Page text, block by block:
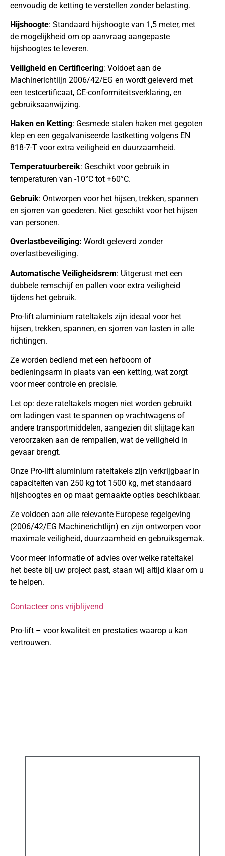
eenvoudig de ketting te verstellen zonder belasting.
Hijshoogte: Standaard hijshoogte van 1,5 meter, met
de mogelijkheid om op aanvraag aangepaste
hijshoogtes te leveren.
Veiligheid en Certificering: Voldoet aan de
Machinerichtlijn 2006/42/EG en wordt geleverd met
een testcertificaat, CE-conformiteitsverklaring, en
gebruiksaanwijzing.
Haken en Ketting: Gesmede stalen haken met gegoten
klep en een gegalvaniseerde lastketting volgens EN
818-7-T voor extra veiligheid en duurzaamheid.
Temperatuurbereik: Geschikt voor gebruik in
temperaturen van -10°C tot +60°C.
Gebruik: Ontworpen voor het hijsen, trekken, spannen
en sjorren van goederen. Niet geschikt voor het hijsen
van personen.
Overlastbeveiliging: Wordt geleverd zonder
overlastbeveiliging.
Automatische Veiligheidsrem: Uitgerust met een
dubbele remschijf en pallen voor extra veiligheid
tijdens het gebruik.
Pro-lift aluminium rateltakels zijn ideaal voor het
hijsen, trekken, spannen, en sjorren van lasten in alle
richtingen.
Ze worden bediend met een hefboom of
bedieningsarm in plaats van een ketting, wat zorgt
voor meer controle en precisie.
Let op: deze rateltakels mogen niet worden gebruikt
om ladingen vast te spannen op vrachtwagens of
andere transportmiddelen, aangezien dit slijtage kan
veroorzaken aan de rempallen, wat de veiligheid in
gevaar brengt.
Onze Pro-lift aluminium rateltakels zijn verkrijgbaar in
capaciteiten van 250 kg tot 1500 kg, met standaard
hijshoogtes en op maat gemaakte opties beschikbaar.
Ze voldoen aan alle relevante Europese regelgeving
(2006/42/EG Machinerichtlijn) en zijn ontworpen voor
maximale veiligheid, duurzaamheid en gebruiksgemak.
Voor meer informatie of advies over welke rateltakel
het beste bij uw project past, staan wij altijd klaar om u
te helpen.
Contacteer ons vrijblijvend
Pro-lift – voor kwaliteit en prestaties waarop u kan
vertrouwen.